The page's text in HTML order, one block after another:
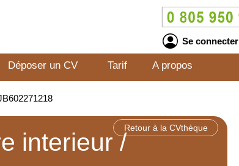
Se connecter
Déposer un CV Tarif A propos
Retour à la CVthèque
interieur /